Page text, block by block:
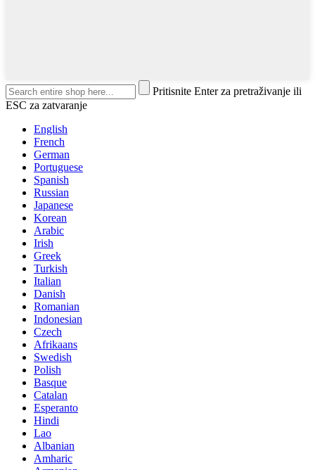
Pritisnite Enter za pretraživanje ili
ESC za zatvaranje
English
French
German
Portuguese
Spanish
Russian
Japanese
Korean
Arabic
Irish
Greek
Turkish
Italian
Danish
Romanian
Indonesian
Czech
Afrikaans
Swedish
Polish
Basque
Catalan
Esperanto
Hindi
Lao
Albanian
Amharic